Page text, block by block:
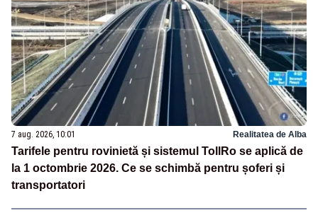
7 aug. 2026, 10:01 Realitatea de Alba
Tarifele pentru rovinietă și sistemul TollRo se aplică de
la 1 octombrie 2026. Ce se schimbă pentru șoferi și
transportatori